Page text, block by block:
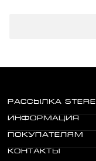
РАССЫЛКА
ИНФОРМАЦИЯ
ПОКУПАТЕЛЯМ
КОНТАКТЫ